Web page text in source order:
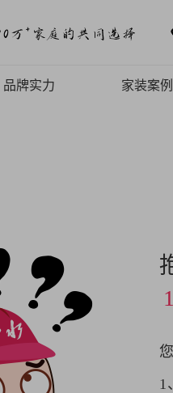
品牌实力
山水动态
山水视频
致客户的信
家装案例
1
1